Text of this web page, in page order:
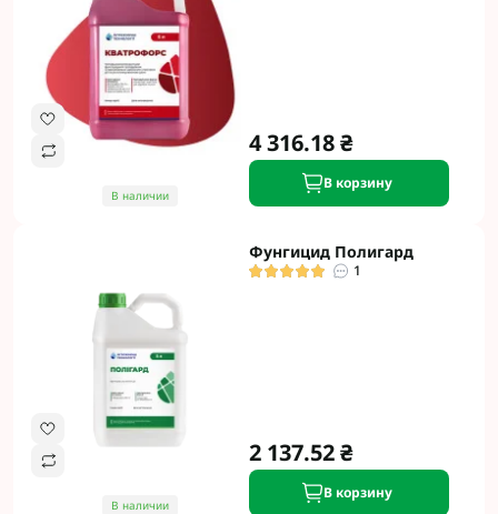
В наличии
4 316.18 ₴
В корзину
В наличии
Фунгицид Полигард
1
2 137.52 ₴
В корзину